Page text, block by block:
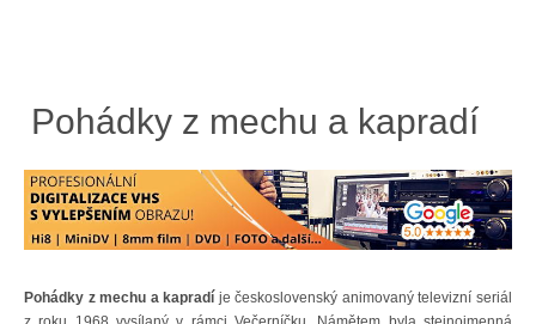
Pohádky z mechu a kapradí
Pohádky z mechu a kapradí je československý animovaný televizní seriál